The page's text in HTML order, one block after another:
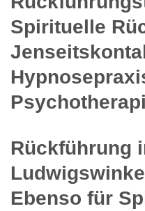
Spirituelle
Rückführung
Ebenso für